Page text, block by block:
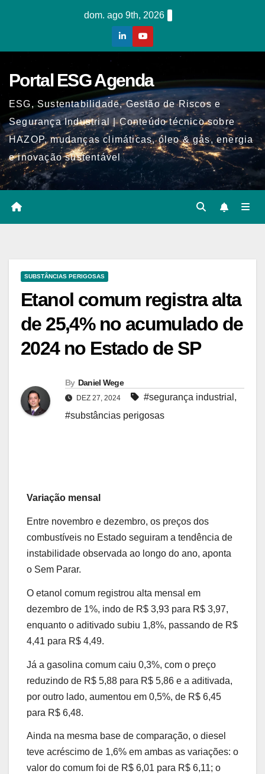
dom. ago 9th, 2026
Portal ESG Agenda
ESG, Sustentabilidade, Gestão de Riscos e
Segurança Industrial | Conteúdo técnico sobre
HAZOP, mudanças climáticas, óleo & gás, energia
e inovação sustentável
SUBSTÂNCIAS PERIGOSAS
Etanol comum registra alta
de 25,4% no acumulado de
2024 no Estado de SP
By Daniel Wege
DEZ 27, 2024 #segurança industrial ,
#substâncias perigosas
Variação mensal
Entre novembro e dezembro, os preços dos
combustíveis no Estado seguiram a tendência de
instabilidade observada ao longo do ano, aponta
o Sem Parar.
O etanol comum registrou alta mensal em
dezembro de 1%, indo de R$ 3,93 para R$ 3,97,
enquanto o aditivado subiu 1,8%, passando de R$
4,41 para R$ 4,49.
Já a gasolina comum caiu 0,3%, com o preço
reduzindo de R$ 5,88 para R$ 5,86 e a aditivada,
por outro lado, aumentou em 0,5%, de R$ 6,45
para R$ 6,48.
Ainda na mesma base de comparação, o diesel
teve acréscimo de 1,6% em ambas as variações: o
valor do comum foi de R$ 6,01 para R$ 6,11; o